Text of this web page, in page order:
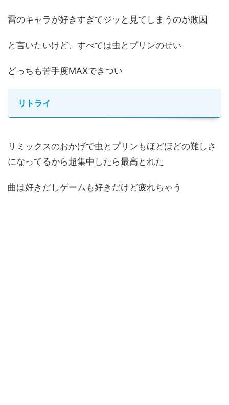
雷のキャラが好きすぎてジッと見てしまうのが敗因
と言いたいけど、すべては虫とプリンのせい
どっちも苦手度MAXできつい
リトライ
リミックスのおかげで虫とプリンもほどほどの難しさ
になってるから超集中したら最高とれた
曲は好きだしゲームも好きだけど疲れちゃう